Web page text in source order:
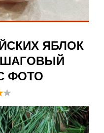
ЯБЛОК
ФОТО